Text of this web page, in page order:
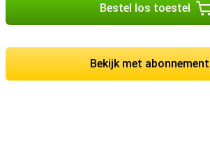
Bestel los toestel
Bekijk met abonnement